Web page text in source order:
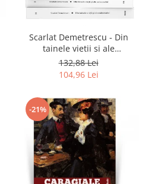
Scarlat Demetrescu - Din
tainele vietii si ale
universului, Volumele I-III +
Viata dincolo de mormant
132,88 Lei
104,96 Lei
-21%